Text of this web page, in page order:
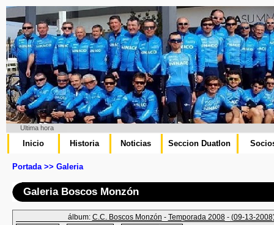
Ultima hora
Inicio Historia Noticias Seccion Duatlon
Portada >> Galeria
Galeria Boscos Monzón
álbum: C.C. Boscos Monzón - Temporada 2008- (09-13-